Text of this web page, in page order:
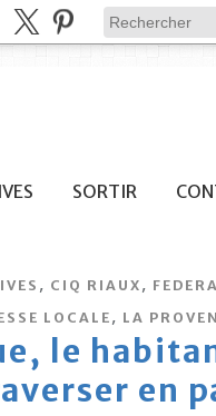
SORTIR
, CIQ RIAUX ,
LOCALE, LA
le
en